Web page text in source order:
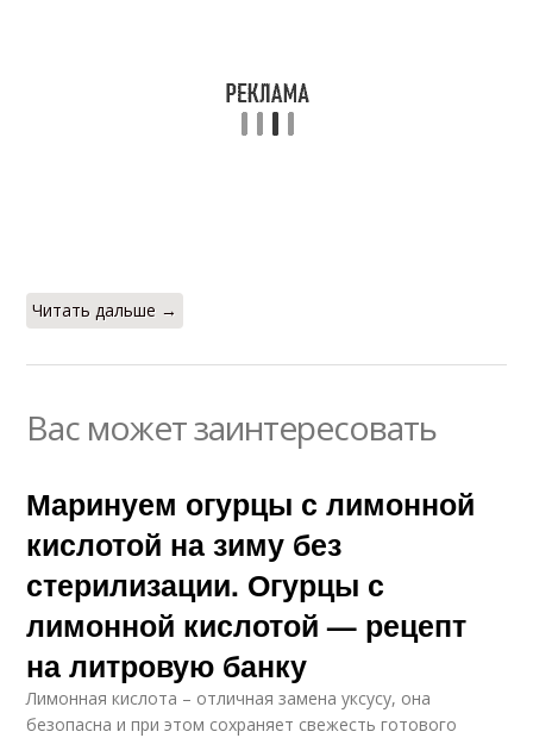
Читать дальше →
Вас может заинтересовать
Маринуем огурцы с лимонной
кислотой на зиму без
стерилизации. Огурцы с
лимонной кислотой — рецепт
на литровую банку
Лимонная кислота – отличная замена уксусу, она
безопасна и при этом сохраняет свежесть готового